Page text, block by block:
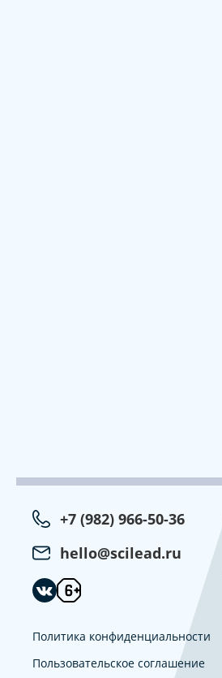
+7 (982) 966-50-36
hello@scilead.ru
Политика конфиденциальности
Пользовательское соглашение